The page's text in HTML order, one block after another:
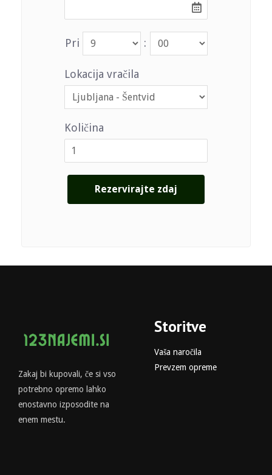
Pri :
Lokacija vračila
Količina
Zakaj bi kupovali, če si vso
potrebno opremo lahko
enostavno izposodite na
enem mestu.
Storitve
Vaša naročila
Prevzem opreme